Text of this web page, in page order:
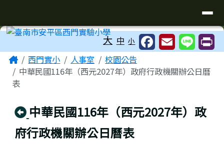
工具列 大 中 小
主內容區域
Home西門實小 人事室
校園公告
中華民國116年（西元2027年）政府行政機關辦公日曆
表
回上頁
中華民國116年（西元2027年）政
府行政機關辦公日曆表
頁尾區域